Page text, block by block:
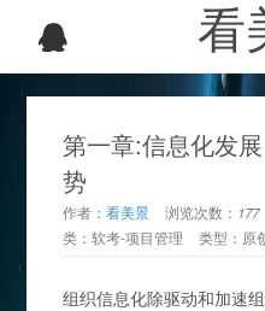
看
第一章:信息化发
势
作者：看美景 浏览次数： 177
类：软考-项目管理 类型： 原
组织信息化除驱动和加速